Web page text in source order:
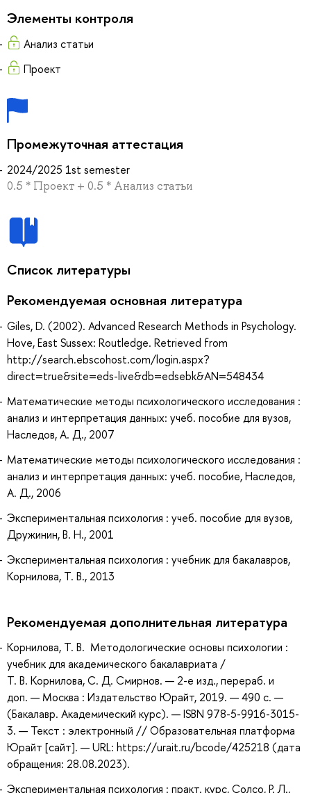
Элементы контроля
Анализ статьи
Проект
Промежуточная аттестация
2024/2025 1st semester
0.5 * Проект + 0.5 * Анализ статьи
Список литературы
Рекомендуемая основная литература
Giles, D. (2002). Advanced Research Methods in Psychology.
Hove, East Sussex: Routledge. Retrieved from
http://search.ebscohost.com/login.aspx?
direct=true&site=eds-live&db=edsebk&AN=548434
Математические методы психологического исследования :
анализ и интерпретация данных: учеб. пособие для вузов,
Наследов, А. Д., 2007
Математические методы психологического исследования :
анализ и интерпретация данных: учеб. пособие, Наследов,
А. Д., 2006
Экспериментальная психология : учеб. пособие для вузов,
Дружинин, В. Н., 2001
Экспериментальная психология : учебник для бакалавров,
Корнилова, Т. В., 2013
Рекомендуемая дополнительная литература
Корнилова, Т. В. Методологические основы психологии :
учебник для академического бакалавриата /
Т. В. Корнилова, С. Д. Смирнов. — 2-е изд., перераб. и
доп. — Москва : Издательство Юрайт, 2019. — 490 с. —
(Бакалавр. Академический курс). — ISBN 978-5-9916-3015-
3. — Текст : электронный // Образовательная платформа
Юрайт [сайт]. — URL: https://urait.ru/bcode/425218 (дата
обращения: 28.08.2023).
Экспериментальная психология : практ. курс, Солсо, Р. Л.,